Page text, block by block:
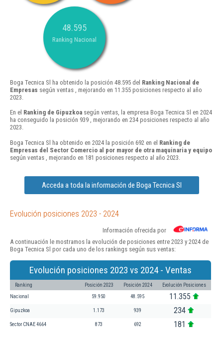
48.595
Ranking Nacional
Boga Tecnica Sl ha obtenido la posición 48.595 del Ranking Nacional de
Empresas según ventas , mejorando en 11.355 posiciones respecto al año
2023.
En el Ranking de Gipuzkoa según ventas, la empresa Boga Tecnica Sl en 2024
ha conseguido la posición 939 , mejorando en 234 posiciones respecto al año
2023.
Boga Tecnica Sl ha obtenido en 2024 la posición 692 en el Ranking de
Empresas del Sector Comercio al por mayor de otra maquinaria y equipo
según ventas , mejorando en 181 posiciones respecto al año 2023.
Acceda a toda la información de Boga Tecnica Sl
Evolución posiciones 2023 - 2024
Información ofrecida por
A continuación le mostramos la evolución de posiciones entre 2023 y 2024 de
Boga Tecnica Sl por cada uno de los rankings según sus ventas:
Evolución posiciones 2023 vs 2024 - Ventas
Ranking Posición 2023 Posición 2024 Evolución Posiciones
Nacional 59.950 48.595 11.355
Gipuzkoa 1.173 939 234
Sector CNAE 4664 873 692 181